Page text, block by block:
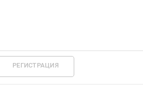
РЕГИСТРАЦИЯ